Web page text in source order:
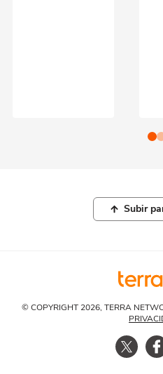
Subir
© COPYRIGHT 2026, TERRA